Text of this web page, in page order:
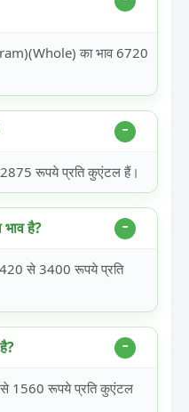
का भाव 6720
रूपये प्रति कुएंटल हैं।
भाव है?
से 3400 रूपये प्रति
1560 रूपये प्रति कुएंटल